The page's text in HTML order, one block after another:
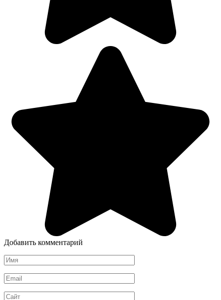
Добавить комментарий
Имя
*
Email
*
Сайт